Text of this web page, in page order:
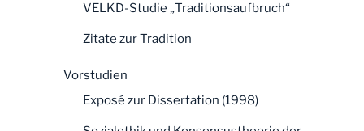
VELKD-Studie „Traditionsaufbruch“
Zitate zur Tradition
Vorstudien
Exposé zur Dissertation (1998)